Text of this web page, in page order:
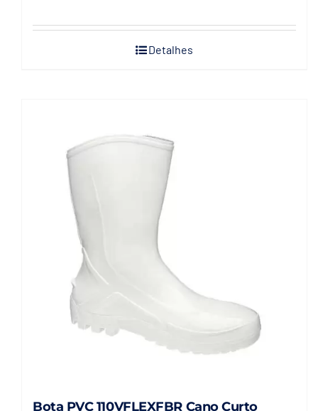
Detalhes
Bota PVC 110VFLEXFBR Cano Curto